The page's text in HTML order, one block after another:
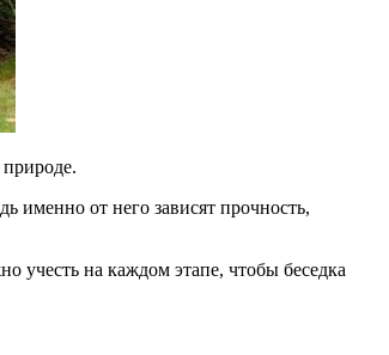
именно от него зависят прочность,
учесть на каждом этапе, чтобы беседка